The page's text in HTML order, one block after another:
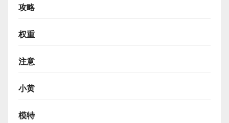
攻略
权重
注意
小黄
模特